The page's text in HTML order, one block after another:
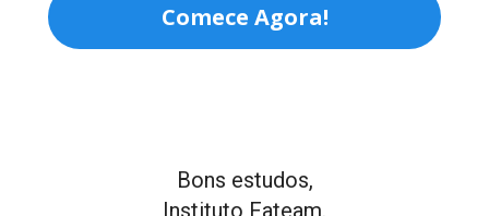
Comece Agora!
Bons estudos,
Instituto Fateam.